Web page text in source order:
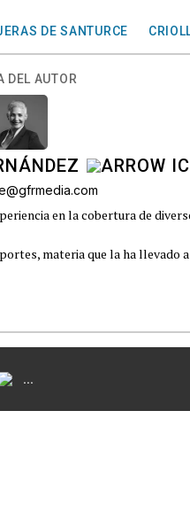
DE SANTURCE
DEL AUTOR
en la cobertura de
materia que la ha llevado
...